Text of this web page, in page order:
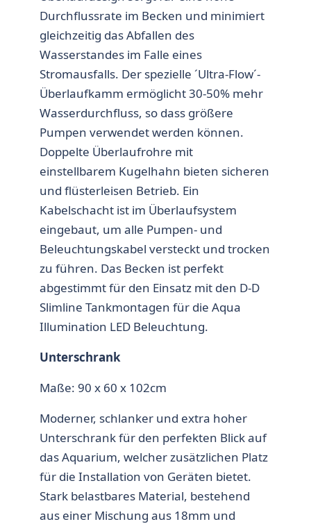
Durchflussrate im Becken und minimiert
gleichzeitig das Abfallen des
Wasserstandes im Falle eines
Stromausfalls. Der spezielle ´Ultra-Flow´-
Überlaufkamm ermöglicht 30-50% mehr
Wasserdurchfluss, so dass größere
Pumpen verwendet werden können.
Doppelte Überlaufrohre mit
einstellbarem Kugelhahn bieten sicheren
und flüsterleisen Betrieb. Ein
Kabelschacht ist im Überlaufsystem
eingebaut, um alle Pumpen- und
Beleuchtungskabel versteckt und trocken
zu führen. Das Becken ist perfekt
abgestimmt für den Einsatz mit den D-D
Slimline Tankmontagen für die Aqua
Illumination LED Beleuchtung.
Unterschrank
Maße: 90 x 60 x 102cm
Moderner, schlanker und extra hoher
Unterschrank für den perfekten Blick auf
das Aquarium, welcher zusätzlichen Platz
für die Installation von Geräten bietet.
Stark belastbares Material, bestehend
aus einer Mischung aus 18mm und